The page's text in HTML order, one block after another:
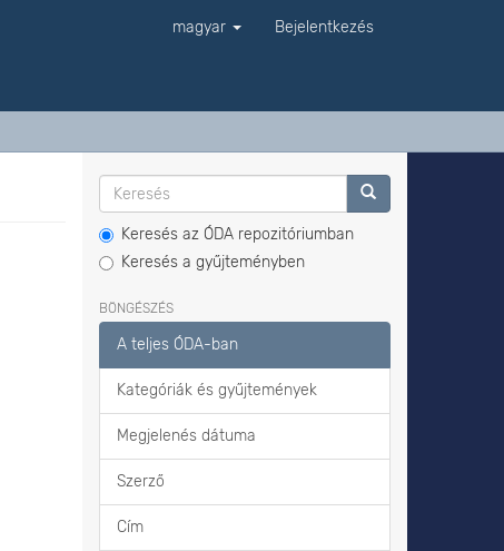
magyar Bejelentkezés
Keresés az ÓDA repozitóriumban
Keresés a gyűjteményben
BÖNGÉSZÉS
A teljes ÓDA-ban
Kategóriák és gyűjtemények
Megjelenés dátuma
Szerző
Cím